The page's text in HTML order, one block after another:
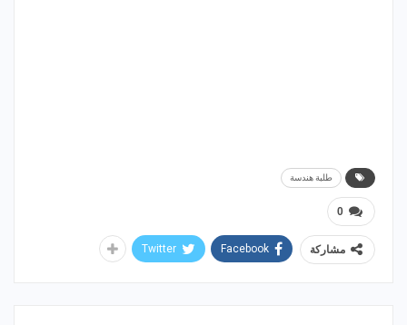
طلبة هندسة
0
مشاركة Facebook
Twitter